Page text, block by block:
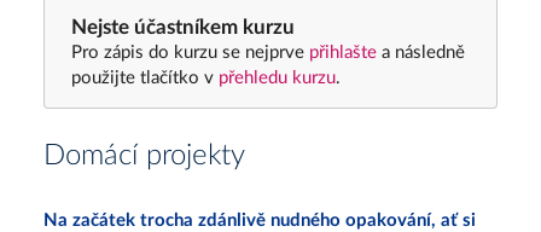
Nejste účastníkem kurzu
Pro zápis do kurzu se nejprvepřihlašte a následně
použijte tlačítko vpřehledu kurzu.
Domácí projekty
Na začátek trocha zdánlivě nudného opakování, ať si